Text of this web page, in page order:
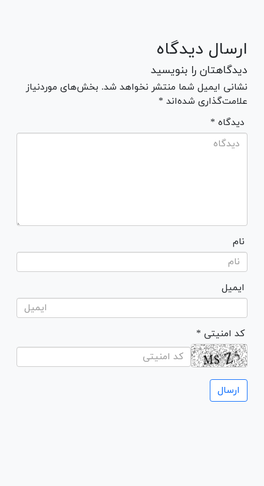
ارسال دیدگاه
دیدگاهتان را بنویسید
نشانی ایمیل شما منتشر نخواهد شد. بخش‌های موردنیاز
علامت‌گذاری شده‌اند *
* دیدگاه
نام
ایمیل
* کد امنیتی